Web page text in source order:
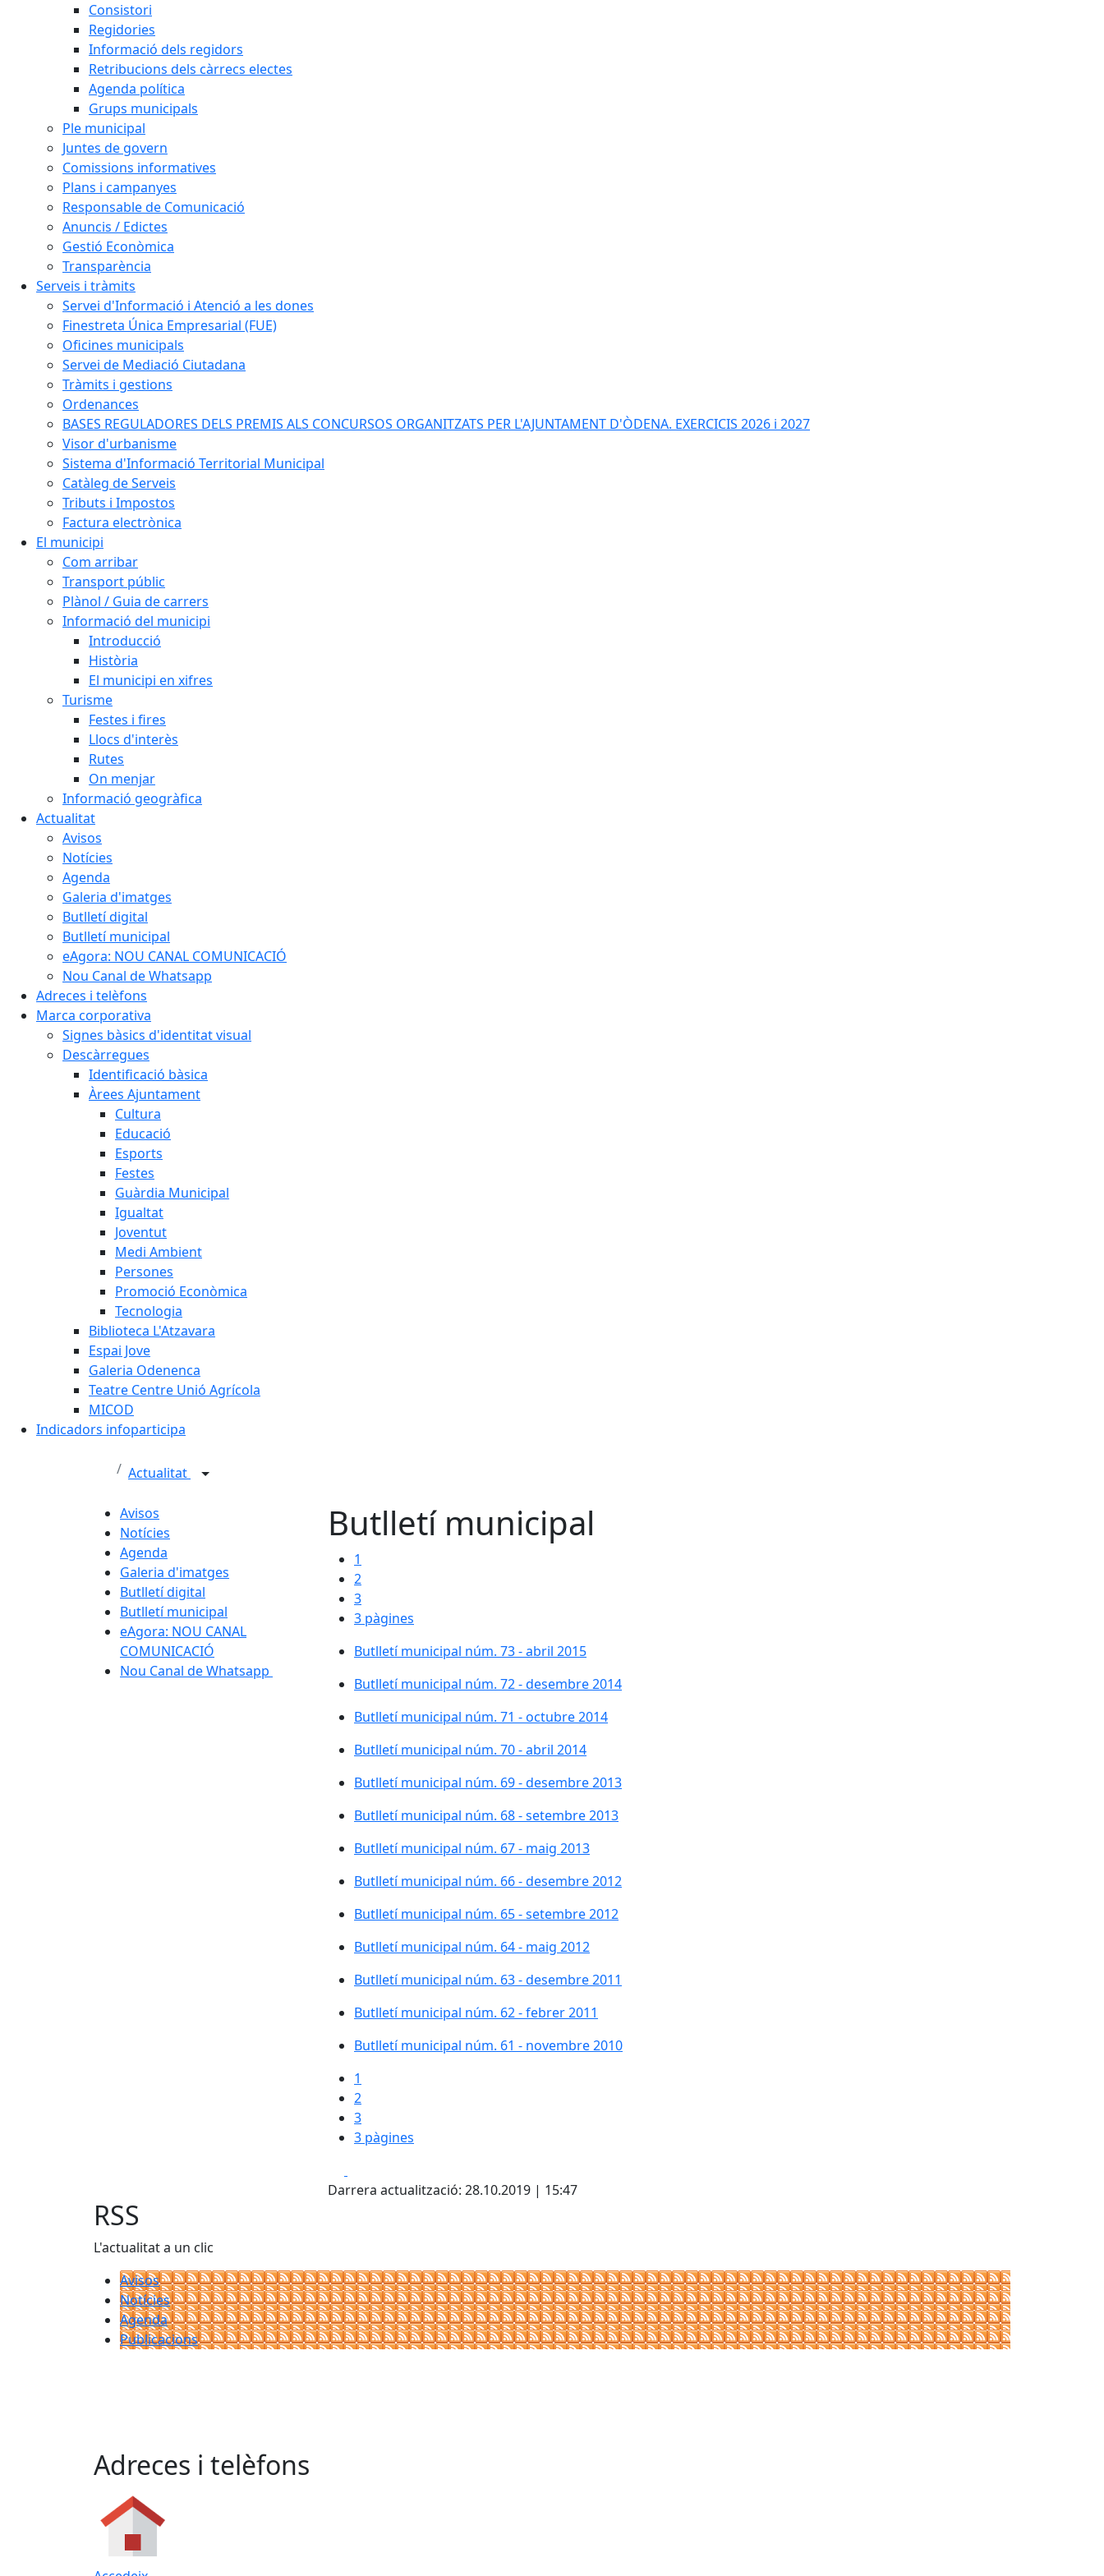
Consistori
Regidories
Informació dels regidors
Retribucions dels càrrecs electes
Agenda política
Grups municipals
Ple municipal
Juntes de govern
Comissions informatives
Plans i campanyes
Responsable de Comunicació
Anuncis / Edictes
Gestió Econòmica
Transparència
Serveis i tràmits
Servei d'Informació i Atenció a les dones
Finestreta Única Empresarial (FUE)
Oficines municipals
Servei de Mediació Ciutadana
Tràmits i gestions
Ordenances
BASES REGULADORES DELS PREMIS ALS CONCURSOS ORGANITZATS PER L'AJUNTAMENT D'ÒDENA. EXERCICIS 2026 i 2027
Visor d'urbanisme
Sistema d'Informació Territorial Municipal
Catàleg de Serveis
Tributs i Impostos
Factura electrònica
El municipi
Com arribar
Transport públic
Plànol / Guia de carrers
Informació del municipi
Introducció
Història
El municipi en xifres
Turisme
Festes i fires
Llocs d'interès
Rutes
On menjar
Informació geogràfica
Actualitat
Avisos
Notícies
Agenda
Galeria d'imatges
Butlletí digital
Butlletí municipal
eAgora: NOU CANAL COMUNICACIÓ
Nou Canal de Whatsapp
Adreces i telèfons
Marca corporativa
Signes bàsics d'identitat visual
Descàrregues
Identificació bàsica
Àrees Ajuntament
Cultura
Educació
Esports
Festes
Guàrdia Municipal
Igualtat
Joventut
Medi Ambient
Persones
Promoció Econòmica
Tecnologia
Biblioteca L'Atzavara
Espai Jove
Galeria Odenenca
Teatre Centre Unió Agrícola
MICOD
Indicadors infoparticipa
Actualitat
Avisos
Notícies
Agenda
Galeria d'imatges
Butlletí digital
Butlletí municipal
eAgora: NOU CANAL
COMUNICACIÓ
Nou Canal de Whatsapp
Butlletí municipal
1
2
3
3 pàgines
Butlletí municipal núm. 73 - abril 2015
Butlletí municipal núm. 72 - desembre 2014
Butlletí municipal núm. 71 - octubre 2014
Butlletí municipal núm. 70 - abril 2014
Butlletí municipal núm. 69 - desembre 2013
Butlletí municipal núm. 68 - setembre 2013
Butlletí municipal núm. 67 - maig 2013
Butlletí municipal núm. 66 - desembre 2012
Butlletí municipal núm. 65 - setembre 2012
Butlletí municipal núm. 64 - maig 2012
Butlletí municipal núm. 63 - desembre 2011
Butlletí municipal núm. 62 - febrer 2011
Butlletí municipal núm. 61 - novembre 2010
1
2
3
3 pàgines
Darrera actualització: 28.10.2019 | 15:47
RSS
L'actualitat a un clic
Avisos
Notícies
Agenda
Publicacions
Adreces i telèfons